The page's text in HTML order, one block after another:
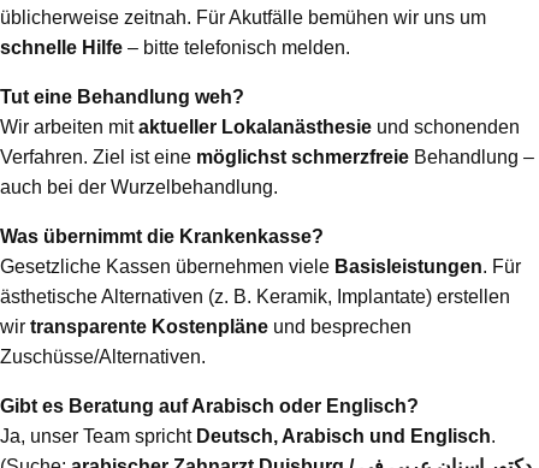
üblicherweise zeitnah. Für Akutfälle bemühen wir uns um
schnelle Hilfe – bitte telefonisch melden.
Tut eine Behandlung weh?
Wir arbeiten mitaktueller Lokalanästhesie und schonenden
Verfahren. Ziel ist eine möglichst schmerzfreie Behandlung –
auch bei der Wurzelbehandlung.
Was übernimmt die Krankenkasse?
Gesetzliche Kassen übernehmen viele Basisleistungen. Für
ästhetische Alternativen (z. B. Keramik, Implantate) erstellen
wir transparente Kostenpläne und besprechen
Zuschüsse/Alternativen.
Gibt es Beratung auf Arabisch oder Englisch?
Ja, unser Team spricht Deutsch, Arabisch und Englisch.